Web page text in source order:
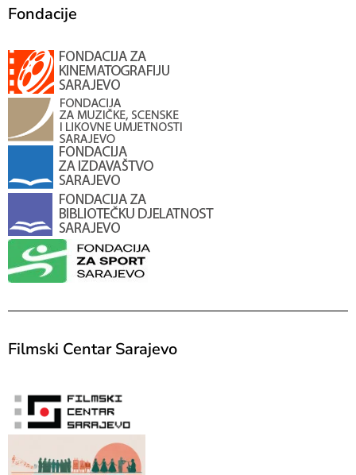
Fondacije
Filmski Centar Sarajevo